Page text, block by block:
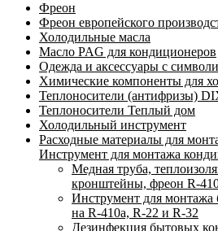
Фреон
Фреон европейского
Холодильные масла
Масло PAG для кондиционеров
Одежда и аксессуары с
Химические компоненты для
Теплоносители (антифризы)
Теплоносители Теплый дом
Холодильный инструмент
Расходные материалы для
Инструмент для монтажа
Медная труба,
кронштейны, фреон R-
Инструмент для
на R-410а, R-22 и R-32
Дезинфекция бытовых